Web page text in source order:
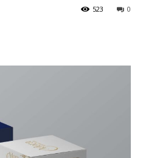
0
523